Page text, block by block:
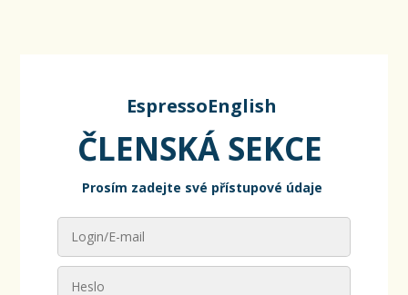
EspressoEnglish
ČLENSKÁ SEKCE
Prosím zadejte své přístupové údaje